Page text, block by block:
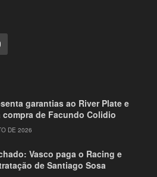
garantias ao River Plate e
compra de Facundo Colidio
DE 2026
Vasco paga o Racing e
de Santiago Sosa